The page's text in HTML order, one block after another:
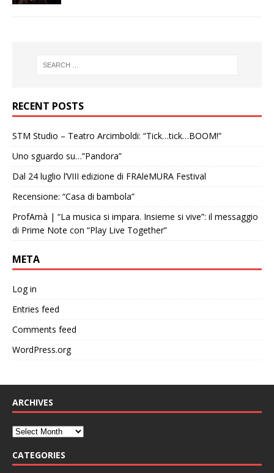
RECENT POSTS
STM Studio – Teatro Arcimboldi: “Tick…tick…BOOM!”
Uno sguardo su…”Pandora”
Dal 24 luglio l’VIII edizione di FRAleMURA Festival
Recensione: “Casa di bambola”
ProfAmà | “La musica si impara. Insieme si vive”: il messaggio
di Prime Note con “Play Live Together”
META
Log in
Entries feed
Comments feed
WordPress.org
ARCHIVES
CATEGORIES